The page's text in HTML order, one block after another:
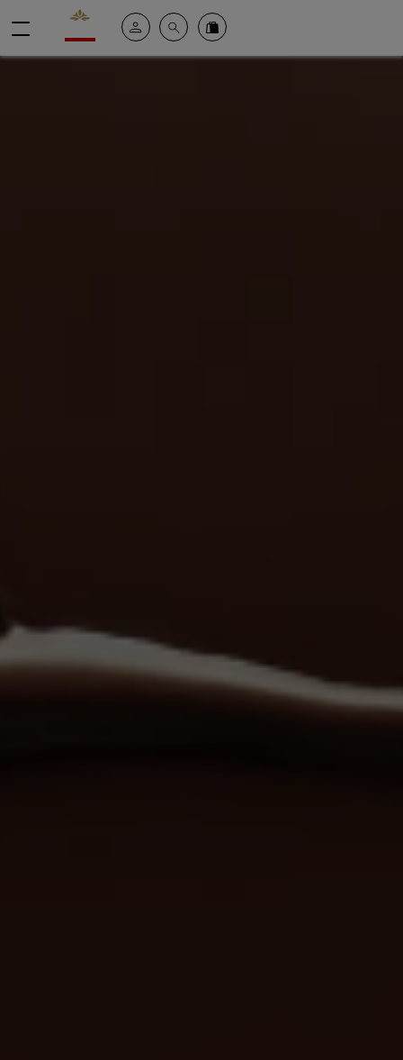
Valrhona - Imaginons le meilleur du chocolat
Il mio account
Cerca Ordinate i nostri prodotti online